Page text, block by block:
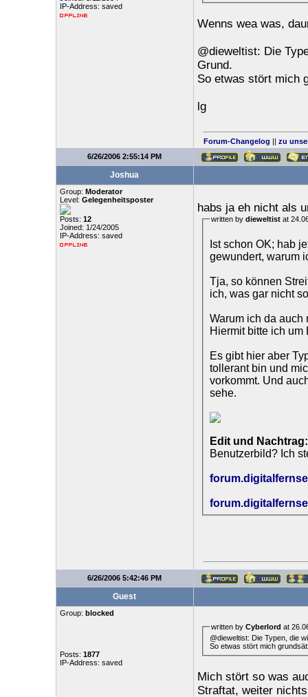
IP-Address: saved
Wenns wea was,
@dieweltist: Die
Grund.
So etwas stört mich
lg
Forum-Changelog || zu
6/26/2006 2:55:14 PM
Joshua
Group: Moderator
Level: Gelegenheitsposter
Posts: 12
Joined: 1/24/2005
IP-Address: saved
habs ja eh nicht als
written by dieweltistat
Ist schon OK; hab
gewundert, warum
Tja, so können
ich, was gar nicht
Warum ich da auch
Hiermit bitte ich um
Es gibt hier aber
tollerant bin und
vorkommt. Und
sehe.
Edit und Nachtrag:
Benutzerbild? Ich
6/26/2006 5:42:46 PM
Guest
Group: blocked
Posts: 1877
IP-Address: saved
written by Cyberlord at
@dieweltist: Die Typen, die
So etwas stört mich
Mich stört so was
Straftat, weiter